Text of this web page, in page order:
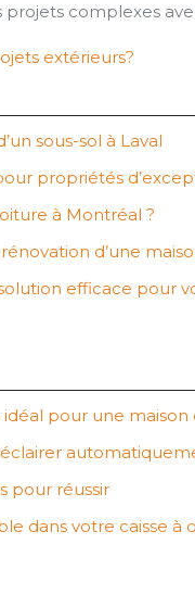
complexes
extérieurs?
sous-sol à Laval
propriétés
à Montréal ?
d’une
efficace pour
pour une maison
pour réussir
dans votre caisse à